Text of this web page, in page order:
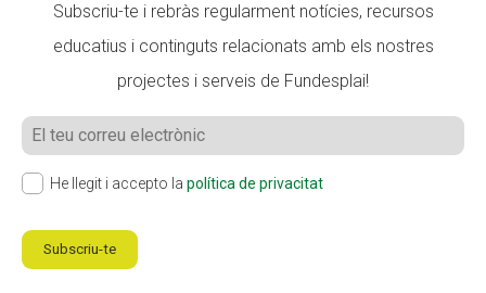
Subscriu-te i rebràs regularment notícies, recursos
educatius i continguts relacionats amb els nostres
projectes i serveis de Fundesplai!
He llegit i accepto la política de privacitat
Subscriu-te